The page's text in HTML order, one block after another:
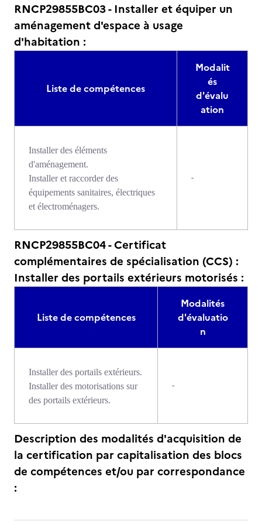
RNCP29855BC03 - Installer et équiper un
aménagement d'espace à usage
d'habitation :
Liste de compétences
Modalit
és
d'évalu
ation
Installer des éléments
d'aménagement.
Installer et raccorder des
équipements sanitaires, électriques
et électroménagers.
-
RNCP29855BC04 - Certificat
complémentaires de spécialisation (CCS) :
Installer des portails extérieurs motorisés :
Liste de compétences
Modalités
d'évaluatio
n
Installer des portails extérieurs.
Installer des motorisations sur
des portails extérieurs.
-
Description des modalités d'acquisition de
la certification par capitalisation des blocs
de compétences et/ou par correspondance
: